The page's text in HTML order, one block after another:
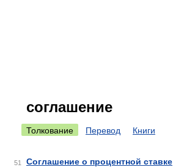
соглашение
Толкование Перевод Книги
51 Соглашение о процентной ставке